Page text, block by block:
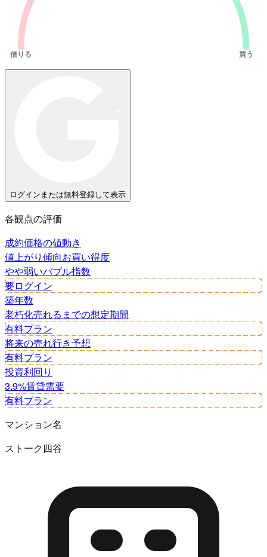
借りる 買う
ログインまたは無料登録して表示
各観点の評価
成約価格の値動き
値上がり傾向お買い得度
やや弱いバブル指数
要ログイン
築年数
老朽化売れるまでの想定期間
有料プラン
将来の売れ行き予想
有料プラン
投資利回り
3.9%賃貸需要
有料プラン
マンション名
ストーク四谷